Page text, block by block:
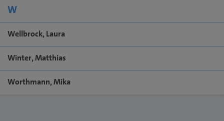
W
Wellbrock, Laura
Winter, Matthias
Worthmann, Mika